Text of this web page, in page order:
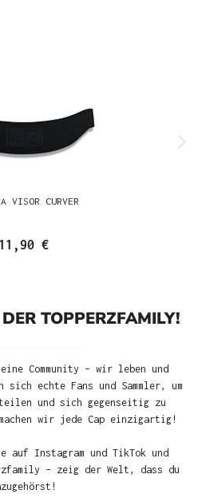
VISOR CURVER
11,90 €
TOPPERZFAMILY!
Community – wir leben und
echte Fans und Sammler, um
und sich gegenseitig zu
wir jede Cap einzigartig!
auf Instagram und TikTok und
– zeig der Welt, dass du